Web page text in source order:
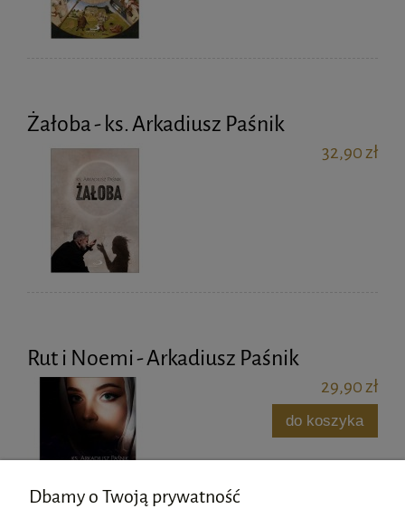
Żałoba - ks. Arkadiusz Paśnik
32,90 zł
Rut i Noemi - Arkadiusz Paśnik
29,90 zł
do koszyka
Dbamy o Twoją prywatność